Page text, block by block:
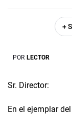
+
POR LECTOR
Sr. Director:
En el ejemplar